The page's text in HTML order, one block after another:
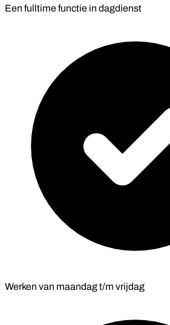
Een fulltime functie in dagdienst
Werken van maandag t/m vrijdag